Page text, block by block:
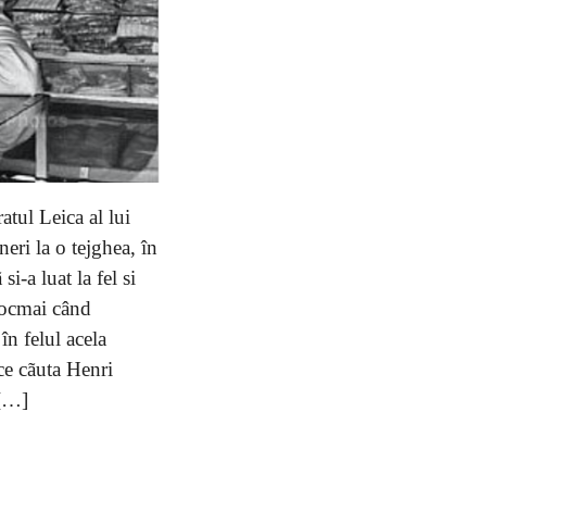
Leica al lui
la o tejghea, în
si-a luat la fel si
când
felul acela
cãuta Henri
[…]